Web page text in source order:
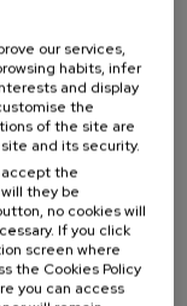
—integrado
Challenge
our services,
habits, infer
and display
the
of the site are
and its security.
accept the
they be
no cookies will
If you click
screen where
the Cookies Policy
you can access